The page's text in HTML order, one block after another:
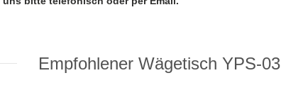
Empfohlener Wägetisch YPS-03